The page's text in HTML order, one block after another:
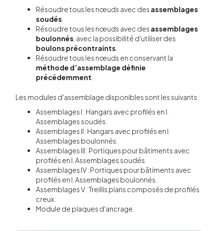
Résoudre tous les nœuds avec des assemblages
soudés
Résoudre tous les nœuds avec des assemblages
boulonnés , avec la possibilité d'utiliser des
boulons précontraints
Résoudre tous les nœuds en conservant la
méthode d’assemblage définie
précédemment
Les modules d'assemblage disponibles sont les suivants :
Assemblages I : Hangars avec profilés en I.
Assemblages soudés.
Assemblages II : Hangars avec profilés en I.
Assemblages boulonnés.
Assemblages III : Portiques pour bâtiments avec
profilés en I. Assemblages soudés.
Assemblages IV : Portiques pour bâtiments avec
profilés en I. Assemblages boulonnés.
Assemblages V : Treillis plans composés de profilés
creux.
Module de plaques d'ancrage.